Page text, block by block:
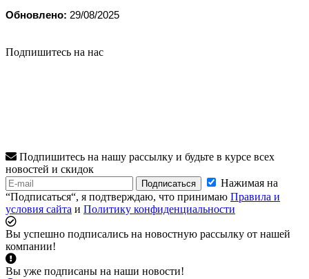
Обновлено: 29/08/2025
Подпишитесь на нас
Подпишитесь на нашу рассылку и будьте в курсе всех
новостей и скидок
Подписаться
Нажимая на
“Подписаться“, я подтверждаю, что принимаю Правила и
условия сайта и Политику конфиденциальности
Вы успешно подписались на новостную рассылку от нашей
компании!
Вы уже подписаны на наши новости!